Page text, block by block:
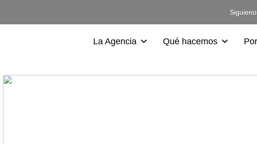
La Agencia Qué hacemos